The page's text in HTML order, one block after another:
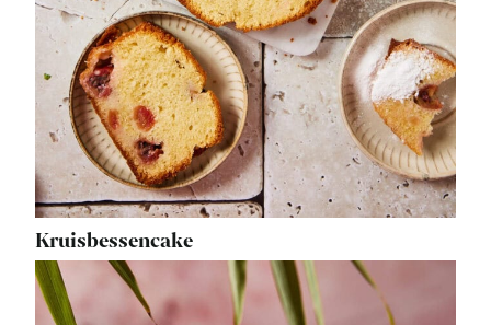
Kruisbessencake